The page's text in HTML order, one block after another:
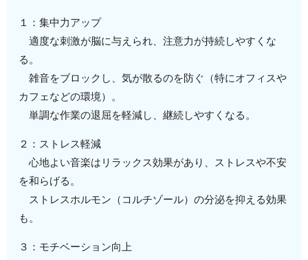
１：集中力アップ
適度な刺激が脳に与えられ、注意力が持続しやすくな
る。
雑音をブロックし、気が散るのを防ぐ（特にオフィスや
カフェなどの環境）。
単調な作業の退屈を軽減し、継続しやすくなる。
２：ストレス軽減
心地よい音楽はリラックス効果があり、ストレスや不安
を和らげる。
ストレスホルモン（コルチゾール）の分泌を抑える効果
も。
３：モチベーション向上